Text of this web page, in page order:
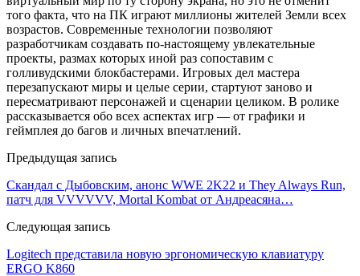
того факта, что на ПК играют миллионы жителей Земли всех
возрастов. Современные технологии позволяют
разработчикам создавать по-настоящему увлекательные
проекты, размах которых иной раз сопоставим с
голливудскими блокбастерами. Игровых дел мастера
перезапускают миры и целые серии, стартуют заново и
пересматривают персонажей и сценарии целиком. В ролике
рассказывается обо всех аспектах игр — от графики и
геймплея до багов и личных впечатлений.
Предыдущая запись
Скандал с Дыбовским, анонс WWE 2K22 и They Always Run,
патч для VVVVVV, Mortal Kombat от Андреасяна…
Следующая запись
Logitech представила новую эргономическую клавиатуру
ERGO K860